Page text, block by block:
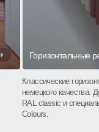
Горизонтальные
Классические
немецкого качества.
RAL classic и
Colours.